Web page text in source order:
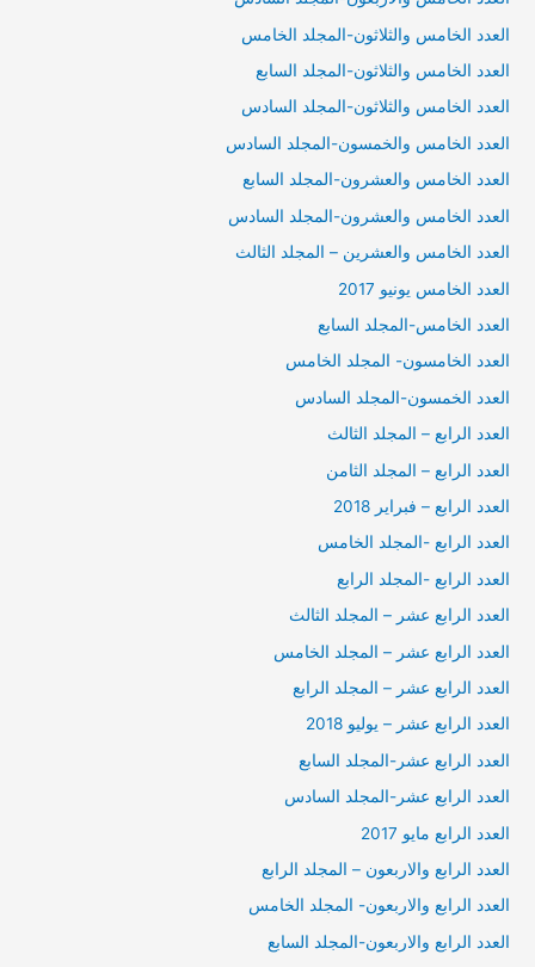
العدد الخامس والثلاثون-المجلد الخامس
العدد الخامس والثلاثون-المجلد السابع
العدد الخامس والثلاثون-المجلد السادس
العدد الخامس والخمسون-المجلد السادس
العدد الخامس والعشرون-المجلد السابع
العدد الخامس والعشرون-المجلد السادس
العدد الخامس والعشرين – المجلد الثالث
العدد الخامس يونيو 2017
العدد الخامس-المجلد السابع
العدد الخامسون- المجلد الخامس
العدد الخمسون-المجلد السادس
العدد الرابع – المجلد الثالث
العدد الرابع – المجلد الثامن
العدد الرابع – فبراير 2018
العدد الرابع -المجلد الخامس
العدد الرابع -المجلد الرابع
العدد الرابع عشر – المجلد الثالث
العدد الرابع عشر – المجلد الخامس
العدد الرابع عشر – المجلد الرابع
العدد الرابع عشر – يوليو 2018
العدد الرابع عشر-المجلد السابع
العدد الرابع عشر-المجلد السادس
العدد الرابع مايو 2017
العدد الرابع والاربعون – المجلد الرابع
العدد الرابع والاربعون- المجلد الخامس
العدد الرابع والاربعون-المجلد السابع